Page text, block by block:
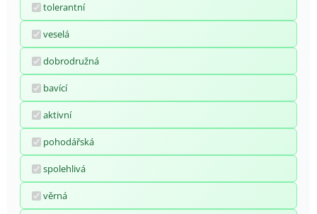
tolerantní
veselá
dobrodružná
bavící
aktivní
pohodářská
spolehlivá
věrná